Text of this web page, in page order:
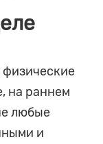
физические
на раннем
любые
и